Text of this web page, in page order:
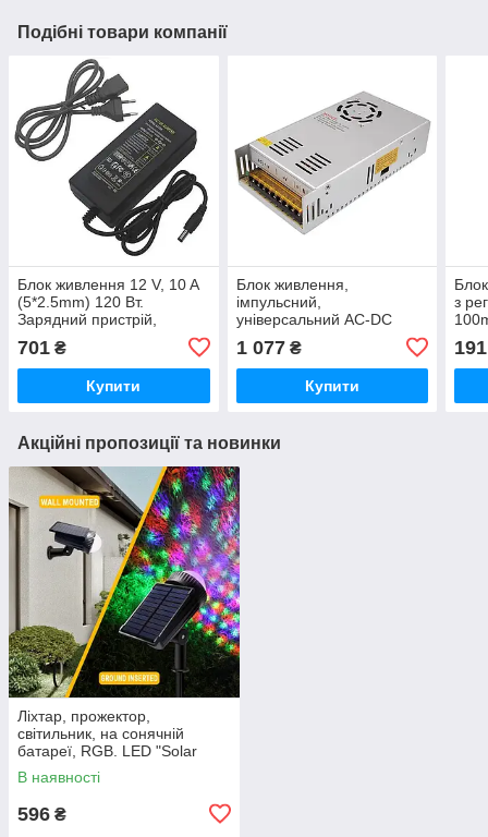
Подібні товари компанії
Блок живлення 12 V, 10 A
(5*2.5mm) 120 Вт.
Зарядний пристрій,
701 ₴
Купити
Блок живлення,
імпульсний,
універсальний AC-DC
(12V 30A) 360 Ватів
1 077₴
Купити
з
191
Акційні пропозиції та новинки
Ліхтар, прожектор,
світильник, на сонячній
батареї, RGB. LED "Solar
Color Spotlight".
Водозахищений корпус IP65.
В наявності
596 ₴